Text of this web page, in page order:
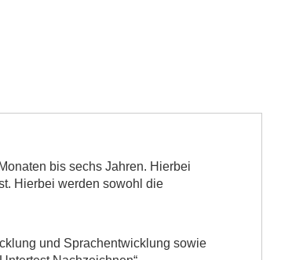
bis sechs Jahren. Hierbei
Hierbei werden sowohl die
und Sprachentwicklung sowie